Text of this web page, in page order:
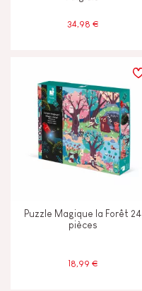
34,98 €
Puzzle Magique la Forêt 24
pièces
18,99 €